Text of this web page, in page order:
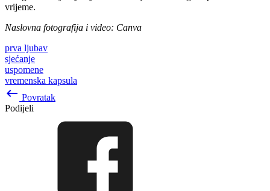
vrijeme.
Naslovna fotografija i video: Canva
prva ljubav
sjećanje
uspomene
vremenska kapsula
keyboard_backspace Povratak
Podijeli